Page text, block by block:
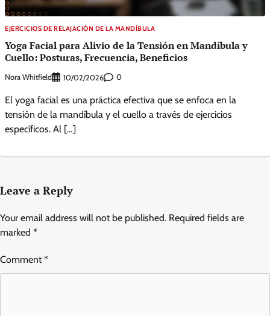
EJERCICIOS DE RELAJACIÓN DE LA MANDÍBULA
Yoga Facial para Alivio de la Tensión en Mandíbula y
Cuello: Posturas, Frecuencia, Beneficios
Nora Whitfield 10/02/2026 0
El yoga facial es una práctica efectiva que se enfoca en la
tensión de la mandíbula y el cuello a través de ejercicios
específicos. Al […]
Leave a Reply
Your email address will not be published. Required fields are
marked *
Comment*